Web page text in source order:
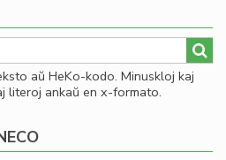
aŭ HeKo-kodo. Minuskloj kaj
literoj ankaŭ en x-formato.